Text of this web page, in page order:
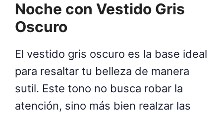
Noche con Vestido Gris
Oscuro
El vestido gris oscuro es la base ideal
para resaltar tu belleza de manera
sutil. Este tono no busca robar la
atención, sino más bien realzar las